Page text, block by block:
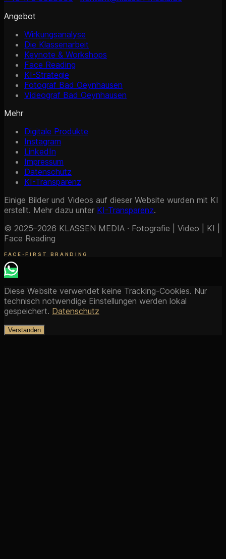
Angebot
Wirkungsanalyse
Die Klassenarbeit
Keynote & Workshops
Face Reading
KI-Strategie
Fotograf Bad Oeynhausen
Videograf Bad Oeynhausen
Mehr
Digitale Produkte
Instagram
LinkedIn
Impressum
Datenschutz
KI-Transparenz
Einige Bilder und Videos auf dieser Website wurden mit KI
erstellt. Mehr dazu unter KI-Transparenz.
© 2025–2026 KLASSEN MEDIA · Fotografie | Video | KI |
Face Reading
FACE-FIRST BRANDING
Diese Website verwendet keine Tracking-Cookies. Nur
technisch notwendige Einstellungen werden lokal
gespeichert. Datenschutz
Verstanden